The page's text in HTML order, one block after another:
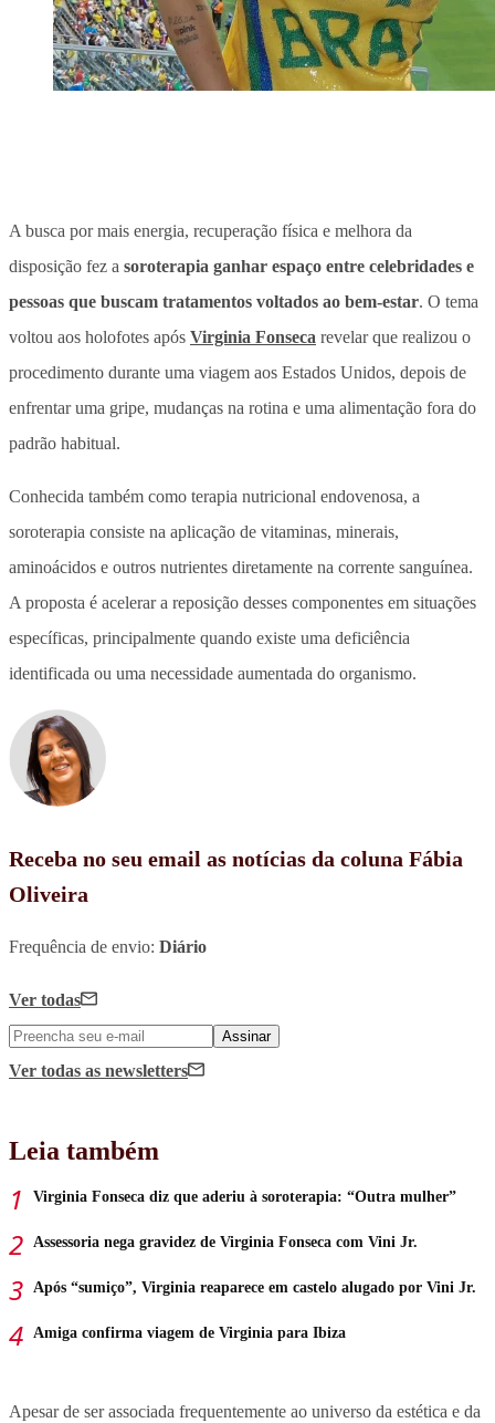
A busca por mais energia, recuperação física e melhora da
disposição fez a soroterapia ganhar espaço entre celebridades e
pessoas que buscam tratamentos voltados ao bem-estar. O tema
voltou aos holofotes após Virginia Fonseca revelar que realizou o
procedimento durante uma viagem aos Estados Unidos, depois de
enfrentar uma gripe, mudanças na rotina e uma alimentação fora do
padrão habitual.
Conhecida também como terapia nutricional endovenosa, a
soroterapia consiste na aplicação de vitaminas, minerais,
aminoácidos e outros nutrientes diretamente na corrente sanguínea.
A proposta é acelerar a reposição desses componentes em situações
específicas, principalmente quando existe uma deficiência
identificada ou uma necessidade aumentada do organismo.
Receba no seu email as notícias da coluna Fábia
Oliveira
Frequência de envio: Diário
Ver todas
Assinar
Ver todas as newsletters
Leia também
Virginia Fonseca diz que aderiu à soroterapia: “Outra mulher”
Assessoria nega gravidez de Virginia Fonseca com Vini Jr.
Após “sumiço”, Virginia reaparece em castelo alugado por Vini Jr.
Amiga confirma viagem de Virginia para Ibiza
Apesar de ser associada frequentemente ao universo da estética e da